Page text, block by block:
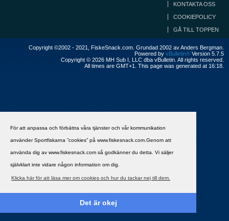
För att anpassa och förbättra våra tjänster och vår kommunikation
använder Sportfiskarna ”cookies” på www.fiskesnack.com.Genom att
använda dig av www.fiskesnack.com så godkänner du detta. Vi säljer
självklart inte vidare någon information om dig.
Klicka här för att läsa mer om cookies och hur du tackar nej till dem.
Det är okej
KONTAKTA OSS
COOKIEPOLICY
GÅ TILL TOPPEN
Copyright ©2002 - 2021, FiskeSnack.com. Grundad 2002 av Anders Bergman.
Powered by vBulletin® Version 5.7.5
Copyright © 2026 MH Sub I, LLC dba vBulletin. All rights reserved.
All times are GMT+1. This page was generated at 16:18.